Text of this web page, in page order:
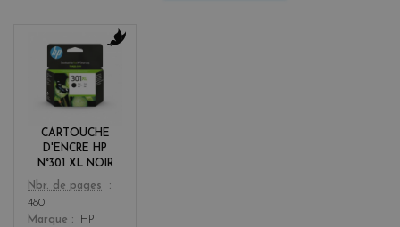
CARTOUCHE
D'ENCRE HP
N°301 XL NOIR
Color
k
Nbr. de pages
480
Marque
HP